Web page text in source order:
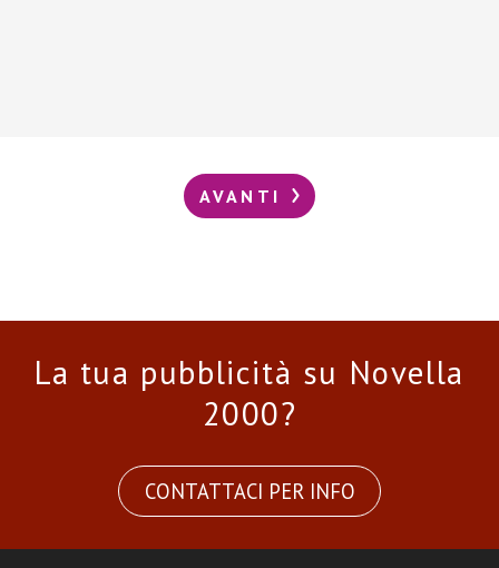
AVANTI
La tua pubblicità su Novella
2000?
CONTATTACI PER INFO